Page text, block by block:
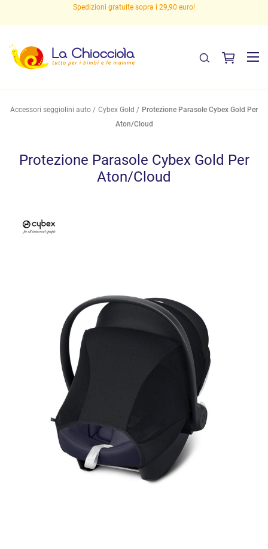
Spedizioni gratuite sopra i 29,90 euro!
Accessori seggiolini auto Cybex Gold
Protezione Parasole Cybex Gold Per
Aton/Cloud
Protezione Parasole Cybex Gold Per
Aton/Cloud